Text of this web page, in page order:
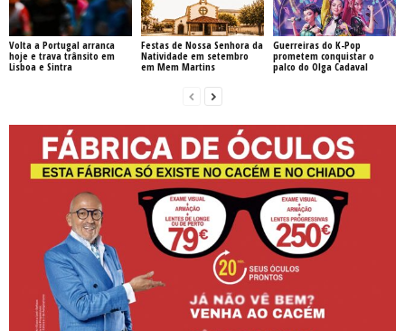
Volta a Portugal arranca
hoje e trava trânsito em
Lisboa e Sintra
Festas de Nossa Senhora da
Natividade em setembro
em Mem Martins
Guerreiras do K-Pop
prometem conquistar o
palco do Olga Cadaval